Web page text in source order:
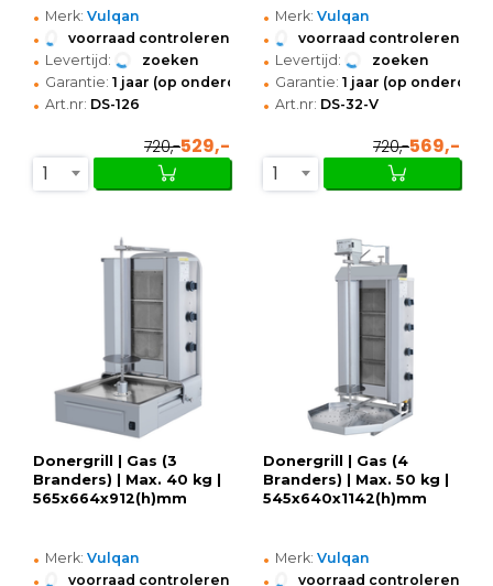
• Merk: Vulqan
• voorraad controleren
• Levertijd: zoeken
• Garantie: 1 jaar (op onderdelen)
• Art.nr: DS-126
720,-529,-
1
• Merk: Vulqan
• voorraad controleren
• Levertijd: zoeken
• Garantie: 1 jaar (op
• Art.nr: DS-32-V
720,-569,-
1
Donergrill | Gas (3
Branders) | Max. 40 kg |
565x664x912(h)mm
• Merk: Vulqan
• voorraad controleren
Donergrill | Gas (4
Branders) | Max. 50 kg |
545x640x1142(h)mm
• Merk: Vulqan
• voorraad controleren